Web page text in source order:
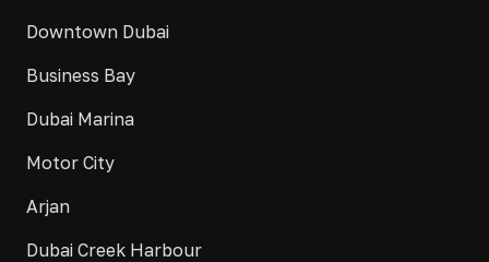
Downtown Dubai
Business Bay
Dubai Marina
Motor City
Arjan
Dubai Creek Harbour